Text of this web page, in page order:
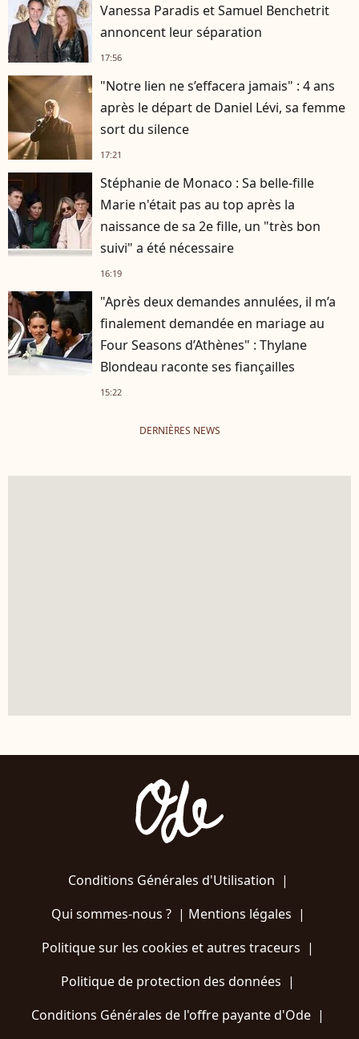
Vanessa Paradis et Samuel Benchetrit
annoncent leur séparation
17:56
"Notre lien ne s’effacera jamais" : 4 ans
après le départ de Daniel Lévi, sa femme
sort du silence
17:21
Stéphanie de Monaco : Sa belle-fille
Marie n'était pas au top après la
naissance de sa 2e fille, un "très bon
suivi" a été nécessaire
16:19
"Après deux demandes annulées, il m’a
finalement demandée en mariage au
Four Seasons d’Athènes" : Thylane
Blondeau raconte ses fiançailles
15:22
DERNIÈRES NEWS
Conditions Générales d'Utilisation |
Qui sommes-nous ?| Mentions légales |
Politique sur les cookies et autres traceurs |
Politique de protection des données |
Conditions Générales de l'offre payante d'Ode |